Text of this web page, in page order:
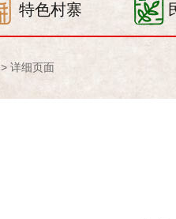
特色村寨
> 详细页面